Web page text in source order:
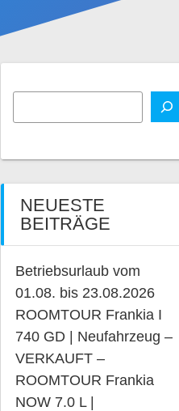
NEUESTE
BEITRÄGE
Betriebsurlaub vom
01.08. bis 23.08.2026
ROOMTOUR Frankia I
740 GD | Neufahrzeug –
VERKAUFT –
ROOMTOUR Frankia
NOW 7.0 L |